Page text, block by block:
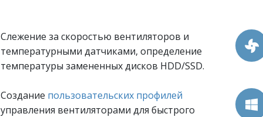
Слежение за скоростью вентиляторов и
температурными датчиками, определение
температуры замененных дисков HDD/SSD.
Создание пользовательских профилей
управления вентиляторами для быстрого